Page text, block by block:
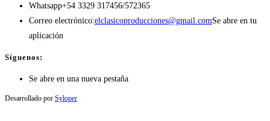
Whatsapp+54 3329 317456/572365
Correo electrónico:elclasicoproducciones@gmail.comSe abre en tu
aplicación
Síguenos:
Se abre en una nueva pestaña
Desarrollado por Syloper